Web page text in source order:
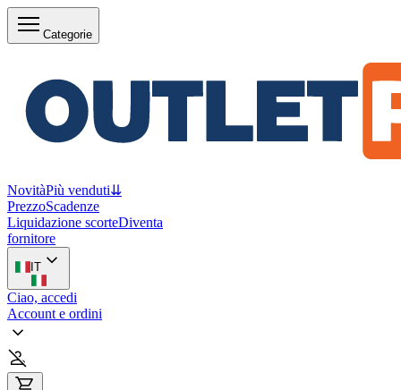
Categorie
NovitàPiù venduti⇊
PrezzoScadenze
Liquidazione scorteDiventa
fornitore
IT
Ciao, accedi
Account e ordini